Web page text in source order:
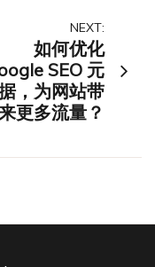
NEXT:
如何优化
SEO 元
，为网站带
更多流量？